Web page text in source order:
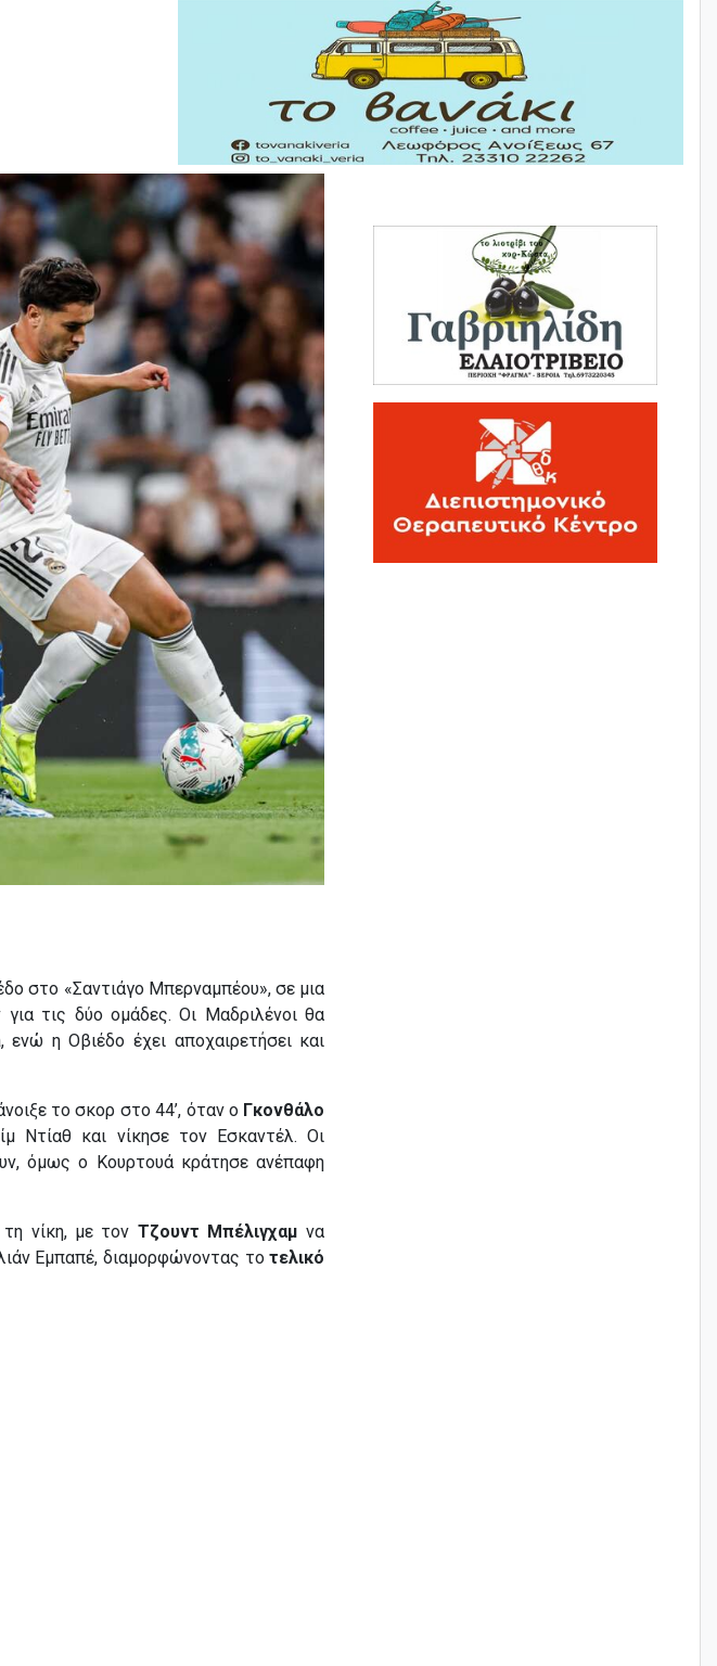
στο «Σαντιάγο Μπερναμπέου», σε μια
τις δύο ομάδες. Οι Μαδριλένοι θα
η Οβιέδο έχει αποχαιρετήσει και
το σκορ στο 44’, όταν οΓκονθάλο
Ντίαθ και νίκησε τον Εσκαντέλ. Οι
όμως ο Κουρτουά κράτησε ανέπαφη
νίκη, με τον Τζουντ Μπέλιγχαμ να
Εμπαπέ, διαμορφώνοντας τοτελικό